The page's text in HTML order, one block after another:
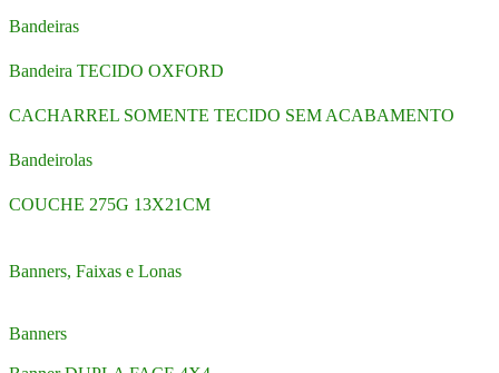
Bandeiras
Bandeira TECIDO OXFORD
CACHARREL SOMENTE TECIDO SEM ACABAMENTO
Bandeirolas
COUCHE 275G 13X21CM
Banners, Faixas e Lonas
Banners